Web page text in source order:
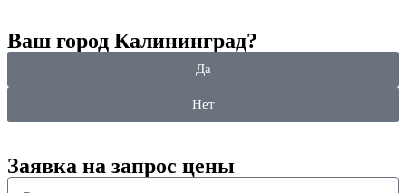
Ваш город Калининград?
Да
Нет
Заявка на запрос цены